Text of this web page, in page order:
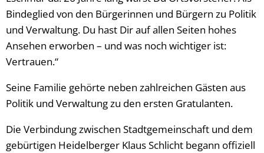
Bindeglied von den Bürgerinnen und Bürgern zu Politik
und Verwaltung. Du hast Dir auf allen Seiten hohes
Ansehen erworben – und was noch wichtiger ist:
Vertrauen.“
Seine Familie gehörte neben zahlreichen Gästen aus
Politik und Verwaltung zu den ersten Gratulanten.
Die Verbindung zwischen Stadtgemeinschaft und dem
gebürtigen Heidelberger Klaus Schlicht begann offiziell